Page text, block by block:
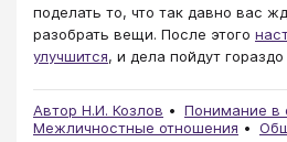
поделать то, что так давно вас
разобрать вещи. После этого
улучшится, и дела пойдут
Автор Н.И. Козлов
Понимание в
Межличностные отношения